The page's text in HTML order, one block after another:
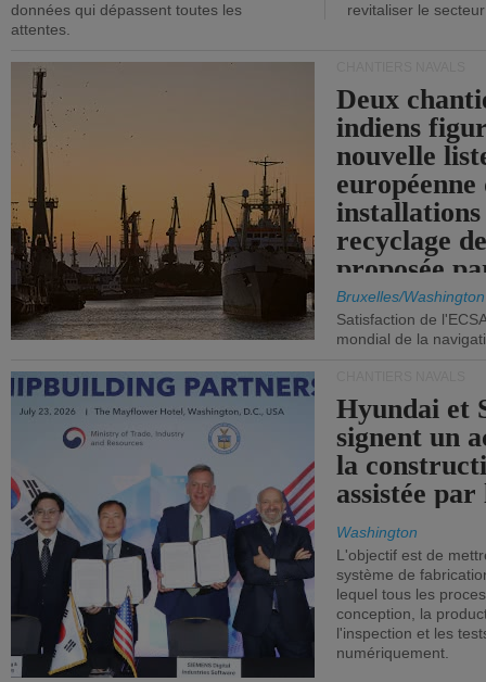
données qui dépassent toutes les
attentes.
revitaliser le secteur
Deux
indiens
nouvelle
européenne
installations
recyclage
proposée
Bruxelles/Washington
Satisfaction de
mondial de la
Hyundai et
signent un
la
assistée
Washington
L'objectif est de
système de
lequel tous les
conception, la
l'inspection et les
numériquement.